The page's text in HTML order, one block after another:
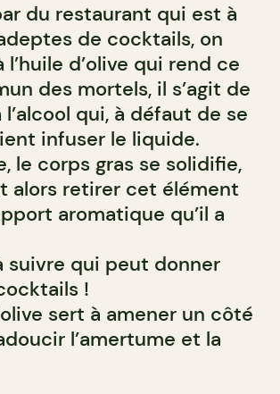
du restaurant qui est à
de cocktails, on
l’huile d’olive qui rend ce
des mortels, il s’agit de
qui, à défaut de se
infuser le liquide.
le corps gras se solidifie,
alors retirer cet élément
aromatique qu’il a
suivre qui peut donner
!
sert à amener un côté
l’amertume et la